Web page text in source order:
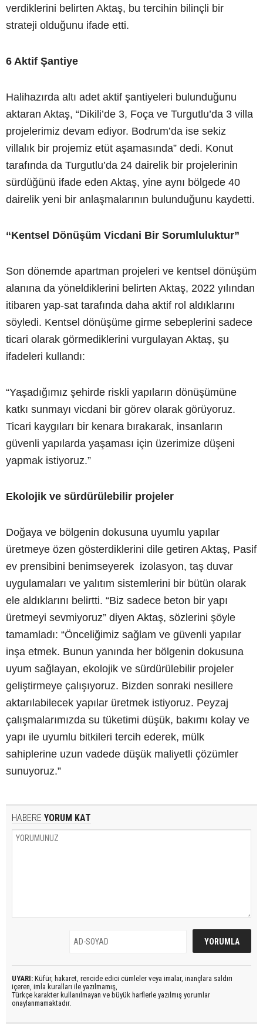
verdiklerini belirten Aktaş, bu tercihin bilinçli bir
strateji olduğunu ifade etti.
6 Aktif Şantiye
Halihazırda altı adet aktif şantiyeleri bulunduğunu
aktaran Aktaş, “Dikili’de 3, Foça ve Turgutlu’da 3 villa
projelerimiz devam ediyor. Bodrum’da ise sekiz
villalık bir projemiz etüt aşamasında” dedi. Konut
tarafında da Turgutlu’da 24 dairelik bir projelerinin
sürdüğünü ifade eden Aktaş, yine aynı bölgede 40
dairelik yeni bir anlaşmalarının bulunduğunu kaydetti.
“Kentsel Dönüşüm Vicdani Bir Sorumluluktur”
Son dönemde apartman projeleri ve kentsel dönüşüm
alanına da yöneldiklerini belirten Aktaş, 2022 yılından
itibaren yap-sat tarafında daha aktif rol aldıklarını
söyledi. Kentsel dönüşüme girme sebeplerini sadece
ticari olarak görmediklerini vurgulayan Aktaş, şu
ifadeleri kullandı:
“Yaşadığımız şehirde riskli yapıların dönüşümüne
katkı sunmayı vicdani bir görev olarak görüyoruz.
Ticari kaygıları bir kenara bırakarak, insanların
güvenli yapılarda yaşaması için üzerimize düşeni
yapmak istiyoruz.”
Ekolojik ve sürdürülebilir projeler
Doğaya ve bölgenin dokusuna uyumlu yapılar
üretmeye özen gösterdiklerini dile getiren Aktaş, Pasif
ev prensibini benimseyerek izolasyon, taş duvar
uygulamaları ve yalıtım sistemlerini bir bütün olarak
ele aldıklarını belirtti. “Biz sadece beton bir yapı
üretmeyi sevmiyoruz” diyen Aktaş, sözlerini şöyle
tamamladı: “Önceliğimiz sağlam ve güvenli yapılar
inşa etmek. Bunun yanında her bölgenin dokusuna
uyum sağlayan, ekolojik ve sürdürülebilir projeler
geliştirmeye çalışıyoruz. Bizden sonraki nesillere
aktarılabilecek yapılar üretmek istiyoruz. Peyzaj
çalışmalarımızda su tüketimi düşük, bakımı kolay ve
yapı ile uyumlu bitkileri tercih ederek, mülk
sahiplerine uzun vadede düşük maliyetli çözümler
sunuyoruz.”
HABERE YORUM KAT
UYARI: Küfür, hakaret, rencide edici cümleler veya imalar, inançlara saldırı
içeren, imla kuralları ile yazılmamış,
Türkçe karakter kullanılmayan ve büyük harflerle yazılmış yorumlar
onaylanmamaktadır.